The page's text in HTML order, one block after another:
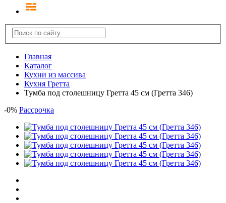
Главная
Каталог
Кухни из массива
Кухня Гретта
Тумба под столешницу Гретта 45 см (Гретта 346)
-0% Рассрочка